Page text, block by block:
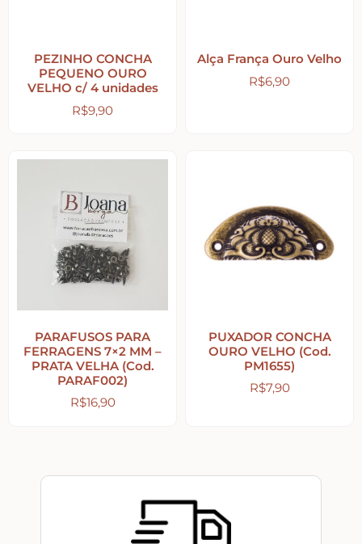
Amor – Love – Coração
Bonecas Tildas
Apliques em Geral
Viagem – Relógios – Engrenagens – Cinema
Peças Diversas em MDF formatos especiais
PEZINHO CONCHA
PEQUENO OURO
VELHO c/ 4 unidades
R$9,90
Alça França Ouro Velho
R$6,90
PARAFUSOS PARA
FERRAGENS 7×2 MM –
PRATA VELHA (Cod.
PARAF002)
R$16,90
PUXADOR CONCHA
OURO VELHO (Cod.
PM1655)
R$7,90